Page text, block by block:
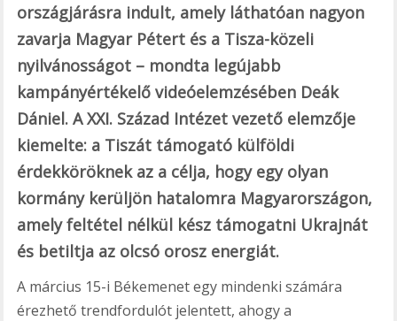
országjárásra indult, amely láthatóan nagyon
zavarja Magyar Pétert és a Tisza-közeli
nyilvánosságot – mondta legújabb
kampányértékelő videóelemzésében Deák
Dániel. A XXI. Század Intézet vezető elemzője
kiemelte: a Tiszát támogató külföldi
érdekköröknek az a célja, hogy egy olyan
kormány kerüljön hatalomra Magyarországon,
amely feltétel nélkül kész támogatni Ukrajnát
és betiltja az olcsó orosz energiát.
A március 15-i Békemenet egy mindenki számára
érezhető trendfordulót jelentett, ahogy a